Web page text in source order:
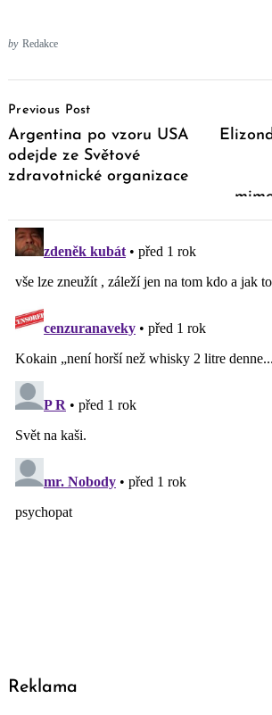
by Redakce
Navigation
Previous Post
Argentina po vzoru USA
odejde ze Světové
zdravotnické organizace
Reklama